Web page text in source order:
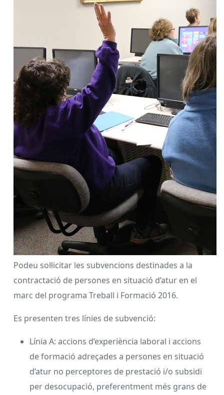
Podeu sol·licitar les subvencions destinades a la
contractació de persones en situació d’atur en el
marc del programa Treball i Formació 2016.
Es presenten tres línies de subvenció:
Línia A: accions d’experiència laboral i accions
de formació adreçades a persones en situació
d’atur no perceptores de prestació i/o subsidi
per desocupació, preferentment més grans de